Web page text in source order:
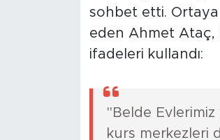
sohbet etti. Ortaya
eden Ahmet Ataç,
ifadeleri kullandı:
"Belde Evlerimiz
kurs merkezleri